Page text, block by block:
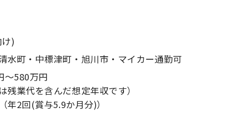
)
水町・中標津町・旭川市・マイカー通勤可
～580万円
残業代を含んだ想定年収です）
年2回(賞与5.9か月分)）